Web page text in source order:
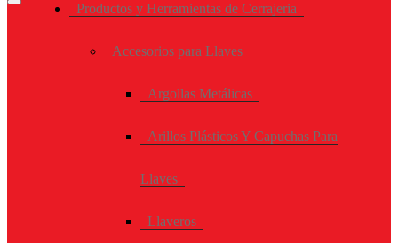
Productos y Herramientas de Cerrajeria
Accesorios para Llaves
Argollas Metálicas
Arillos Plásticos Y Capuchas Para
Llaves
Llaveros